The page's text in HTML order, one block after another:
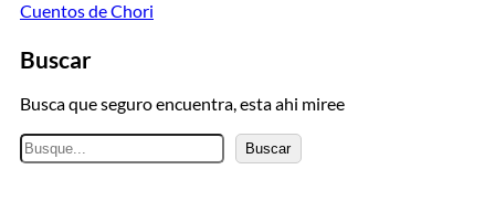
Cuentos de Chori
Buscar
Busca que seguro encuentra, esta ahi miree
B
u
Buscar